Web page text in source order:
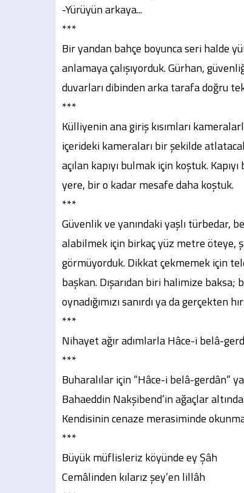
-Yürüyün arkaya...
***
Bir yandan bahçe boyunca seri halde
anlamaya çalışıyorduk. Gürhan,
duvarları dibinden arka tarafa doğru
***
Külliyenin ana giriş kısımları
içerideki kameraları bir şekilde
açılan kapıyı bulmak için koştuk.
yere, bir o kadar mesafe daha koştuk.
***
Güvenlik ve yanındaki yaşlı türbedar,
alabilmek için birkaç yüz metre öteye,
görmüyorduk. Dikkat çekmemek için
başkan. Dışarıdan biri halimize baksa;
oynadığımızı sanırdı ya da gerçekten
***
Nihayet ağır adımlarla Hâce-i belâ-
***
Buharalılar için “Hâce-i belâ-gerdân”
Bahaeddin Nakşibend’in ağaçlar
Kendisinin cenaze merasiminde
***
Büyük müflisleriz köyünde ey Şâh
Cemâlinden kılarız şey’en lillâh